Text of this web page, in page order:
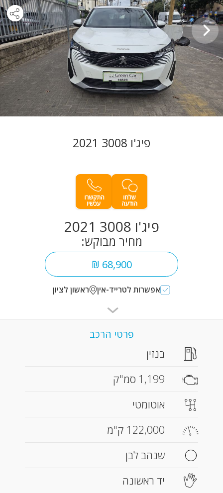
פיג'ו 3008 2021
פיג'ו 3008 2021
מחיר מבוקש:
68,900 ₪
אפשרות לטרייד-אין ראשון לציון
פרטי הרכב
בנזין
1,199 סמ"ק
אוטומטי
122,000 ק"מ
שנהב לבן
יד ראשונה